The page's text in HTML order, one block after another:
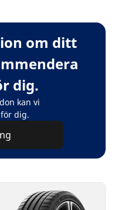
om ditt
dig.
kan vi
dig.